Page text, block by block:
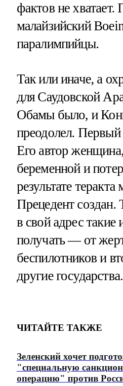
фактов не
малайзийский
паралимпийцы.
Так или иначе, а
для Саудовской
Обамы было, и
преодолел.
Его автор
беременной и
результате
Прецедент
в свой адрес такие
получать — от
беспилотников и
другие государства.
ЧИТАЙТЕ ТАКЖЕ
Зеленский хочет
"специальную
операцию" против